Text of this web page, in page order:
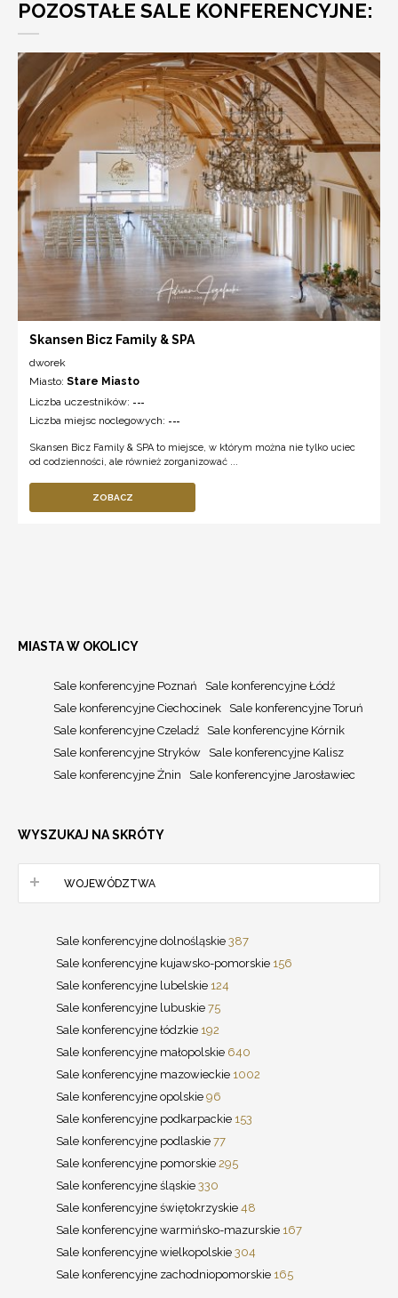
POZOSTAŁE SALE KONFERENCYJNE:
Skansen Bicz Family & SPA
dworek
Miasto: Stare Miasto
Liczba uczestników: ---
Liczba miejsc noclegowych: ---
Skansen Bicz Family & SPA to miejsce, w którym można nie tylko uciec
od codzienności, ale również zorganizować ...
ZOBACZ
MIASTA W OKOLICY
Sale konferencyjne Poznań
Sale konferencyjne Łódź
Sale konferencyjne Ciechocinek
Sale konferencyjne Toruń
Sale konferencyjne Czeladź
Sale konferencyjne Kórnik
Sale konferencyjne Stryków
Sale konferencyjne Kalisz
Sale konferencyjne Żnin
Sale konferencyjne Jarosławiec
WYSZUKAJ NA SKRÓTY
WOJEWÓDZTWA
Sale konferencyjne dolnośląskie 387
Sale konferencyjne kujawsko-pomorskie 156
Sale konferencyjne lubelskie 124
Sale konferencyjne lubuskie 75
Sale konferencyjne łódzkie 192
Sale konferencyjne małopolskie 640
Sale konferencyjne mazowieckie 1002
Sale konferencyjne opolskie 96
Sale konferencyjne podkarpackie 153
Sale konferencyjne podlaskie 77
Sale konferencyjne pomorskie 295
Sale konferencyjne śląskie 330
Sale konferencyjne świętokrzyskie 48
Sale konferencyjne warmińsko-mazurskie 167
Sale konferencyjne wielkopolskie 304
Sale konferencyjne zachodniopomorskie 165